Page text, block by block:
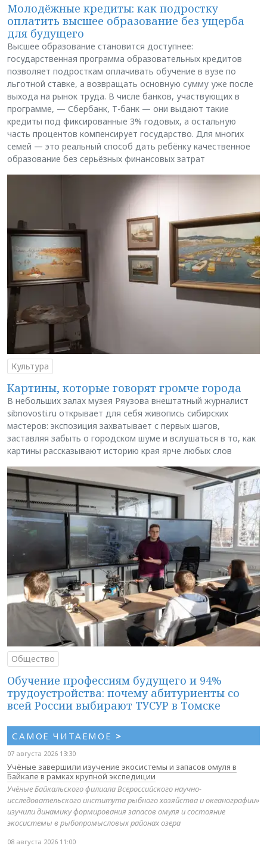
Молодёжные кредиты: как подростку
оплатить высшее образование без ущерба
для будущего
Высшее образование становится доступнее:
государственная программа образовательных кредитов
позволяет подросткам оплачивать обучение в вузе по
льготной ставке, а возвращать основную сумму уже после
выхода на рынок труда. В числе банков, участвующих в
программе, — Сбербанк, Т-банк — они выдают такие
кредиты под фиксированные 3% годовых, а остальную
часть процентов компенсирует государство. Для многих
семей — это реальный способ дать ребёнку качественное
образование без серьёзных финансовых затрат
Культура
Картины, которые говорят громче города
В небольших залах музея Ряузова внештатный журналист
sibnovosti.ru открывает для себя живопись сибирских
мастеров: экспозиция захватывает с первых шагов,
заставляя забыть о городском шуме и вслушаться в то, как
картины рассказывают историю края ярче любых слов
Общество
Обучение профессиям будущего и 94%
трудоустройства: почему абитуриенты со
всей России выбирают ТУСУР в Томске
САМОЕ ЧИТАЕМОЕ >
07 августа 2026 13:30
Учёные завершили изучение экосистемы и запасов омуля в
Байкале в рамках крупной экспедиции
Учёные Байкальского филиала Всероссийского научно-
исследовательского института рыбного хозяйства и океанографии»
изучили динамику формирования запасов омуля и состояние
экосистемы в рыбопромысловых районах озера
08 августа 2026 11:00